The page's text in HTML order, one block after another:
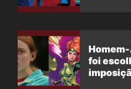
foi